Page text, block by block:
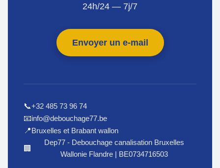
24h/24 — 7j/7
Envoyer un e-mail
📞+32 485 73 96 74
📧info@debouchage77.be
📍Bruxelles et Brabant wallon
🏢
Dep77 - Debouchage canalisation Bruxelles
Wallonie Flandre | BE0734716503